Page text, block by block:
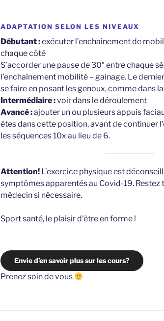
ADAPTATION SELON LES NIVEAUX
Débutant:exécuter l’enchaînement de
chaque côté
S’accorder une pause de 30″ entre chaque
l’enchaînement mobilité – gainage. Le
se faire en posant les genoux, comme dans
Intermédiaire:voir dans le déroulement
Avancé:ajouter un ou plusieurs appuis
êtes dans cette position, avant de continuer
les séquences 10x au lieu de 6.
Attention! L’exercice physique est
symptômes apparentés au Covid-19. Restez
médecin si nécessaire.
Sport santé, le plaisir d’être en forme !
Envie d’en savoir plus sur les cours?
Prenez soin de vous